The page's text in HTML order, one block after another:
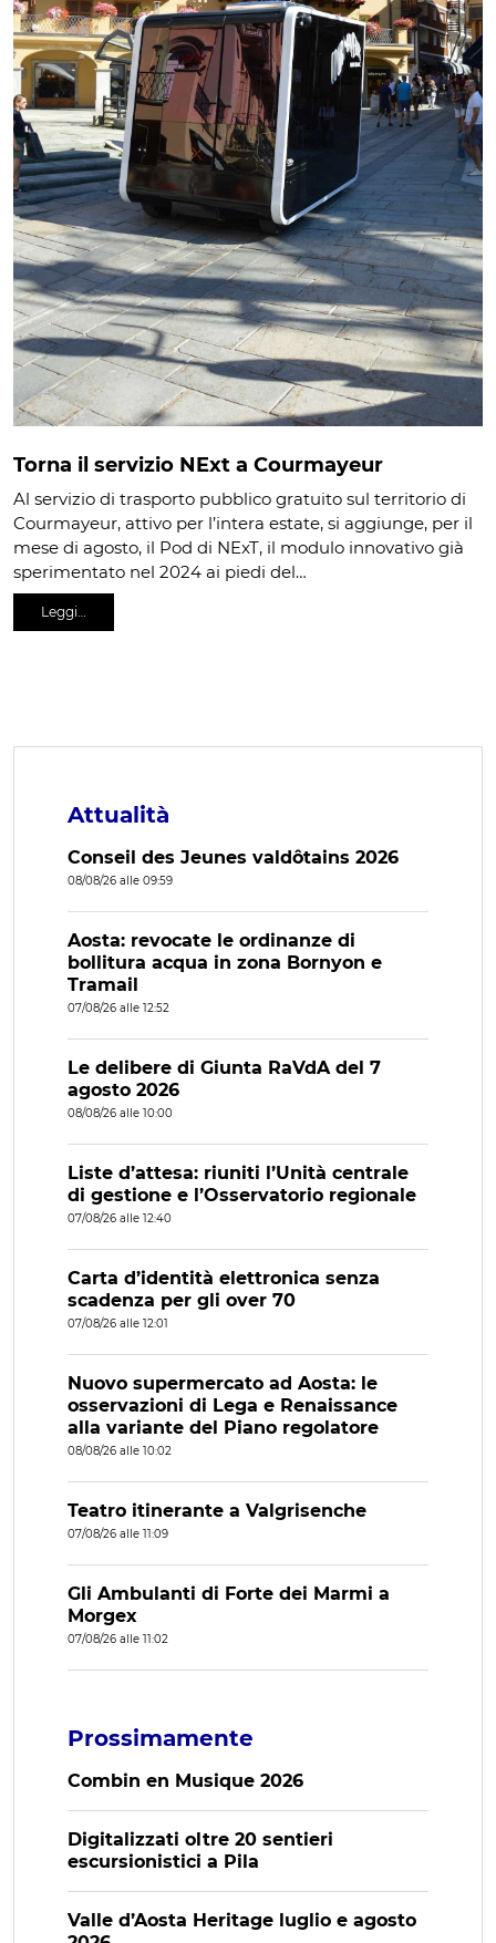
Torna il servizio NExt a Courmayeur
Al servizio di trasporto pubblico gratuito sul territorio di
Courmayeur, attivo per l’intera estate, si aggiunge, per il
mese di agosto, il Pod di NExT, il modulo innovativo già
sperimentato nel 2024 ai piedi del…
Leggi…
Attualità
Conseil des Jeunes valdôtains 2026
08/08/26 alle 09:59
Aosta: revocate le ordinanze di
bollitura acqua in zona Bornyon e
Tramail
07/08/26 alle 12:52
Le delibere di Giunta RaVdA del 7
agosto 2026
08/08/26 alle 10:00
Liste d’attesa: riuniti l’Unità centrale
di gestione e l’Osservatorio regionale
07/08/26 alle 12:40
Carta d’identità elettronica senza
scadenza per gli over 70
07/08/26 alle 12:01
Nuovo supermercato ad Aosta: le
osservazioni di Lega e Renaissance
alla variante del Piano regolatore
08/08/26 alle 10:02
Teatro itinerante a Valgrisenche
07/08/26 alle 11:09
Gli Ambulanti di Forte dei Marmi a
Morgex
07/08/26 alle 11:02
Prossimamente
Combin en Musique 2026
Digitalizzati oltre 20 sentieri
escursionistici a Pila
Valle d’Aosta Heritage luglio e agosto